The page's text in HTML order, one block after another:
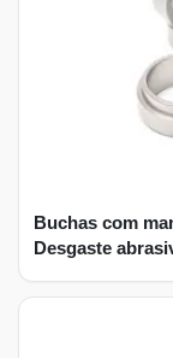
Buchas com
Desgaste